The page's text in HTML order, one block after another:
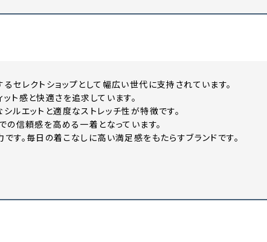
セレクトショップとして幅広い世代に支持されています。
ト感と快適さを追求しています。
ルエットと適度なストレッチ性が特徴です。
の信頼感を高める一着となっています。
す。毎日の着こなしに高い満足感をもたらすブランドです。